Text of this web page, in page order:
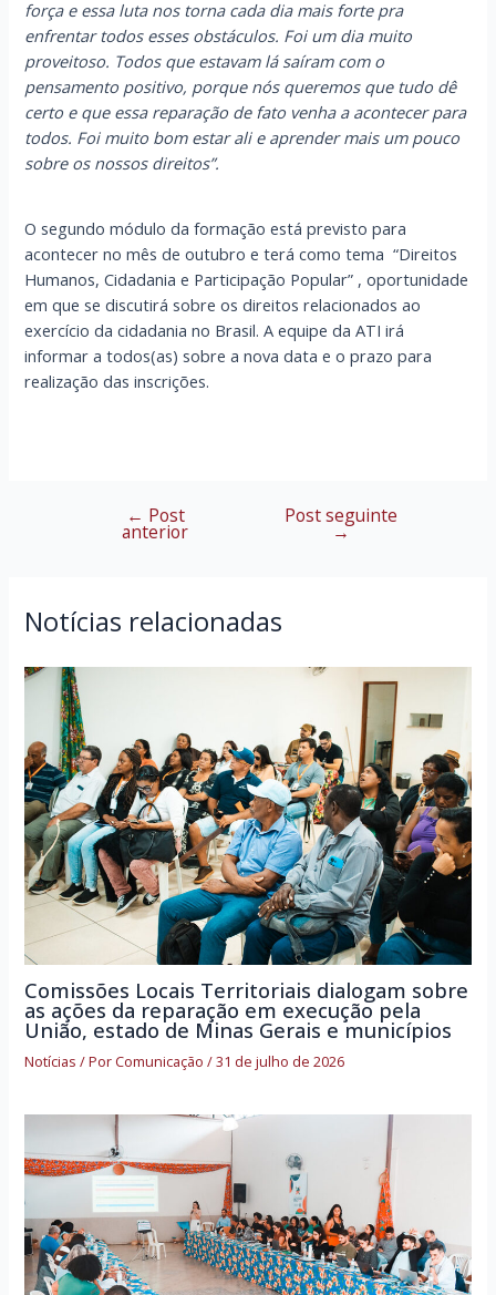
força e essa luta nos torna cada dia mais forte pra
enfrentar todos esses obstáculos. Foi um dia muito
proveitoso. Todos que estavam lá saíram com o
pensamento positivo, porque nós queremos que tudo dê
certo e que essa reparação de fato venha a acontecer para
todos. Foi muito bom estar ali e aprender mais um pouco
sobre os nossos direitos”.
O segundo módulo da formação está previsto para
acontecer no mês de outubro e terá como tema “Direitos
Humanos, Cidadania e Participação Popular” , oportunidade
em que se discutirá sobre os direitos relacionados ao
exercício da cidadania no Brasil. A equipe da ATI irá
informar a todos(as) sobre a nova data e o prazo para
realização das inscrições.
Navegação
← Post
anterior
Post seguinte
→
Notícias relacionadas
Comissões Locais Territoriais dialogam sobre
as ações da reparação em execução pela
União, estado de Minas Gerais e municípios
Notícias / PorComunicação/31 de julho de 2026